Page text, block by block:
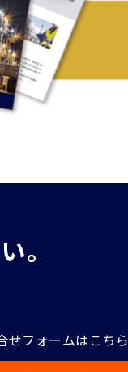
。
せフォームはこちら